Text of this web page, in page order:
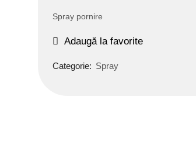
Spray pornire
Adaugă la favorite
Categorie: Spray